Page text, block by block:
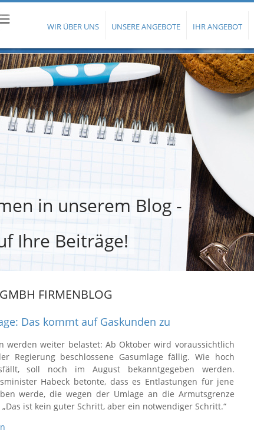
WIR ÜBER UNS UNSERE ANGEBOTE IHR ANGEBOT
in unserem Blog -
Ihre Beiträge!
FIRMENBLOG
Das kommt auf Gaskunden zu
werden weiter belastet: Ab Oktober wird voraussichtlich
Regierung beschlossene Gasumlage fällig. Wie hoch
soll noch im August bekanntgegeben werden.
Habeck betonte, dass es Entlastungen für jene
werde, die wegen der Umlage an die Armutsgrenze
ist kein guter Schritt, aber ein notwendiger Schritt.“